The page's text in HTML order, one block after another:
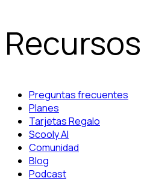
Recursos
Preguntas frecuentes
Planes
Tarjetas Regalo
Scooly AI
Comunidad
Blog
Podcast